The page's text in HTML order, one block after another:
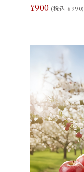
¥900 (税込 ¥990)